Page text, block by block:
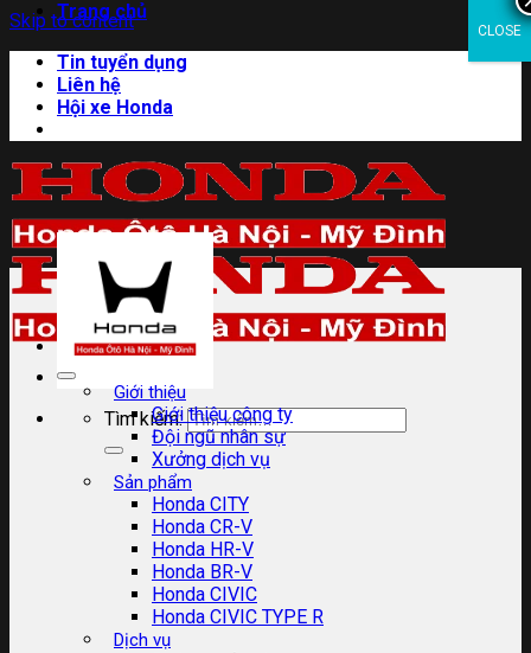
Skip to content
Trang chủ
Tin tuyển dụng
Liên hệ
Hội xe Honda
Tìm kiếm:
Giới thiệu
Giới thiệu công ty
Đội ngũ nhân sự
Xưởng dịch vụ
Sản phẩm
Honda CITY
Honda CR-V
Honda HR-V
Honda BR-V
Honda CIVIC
Honda CIVIC TYPE R
Dịch vụ
CLOSE